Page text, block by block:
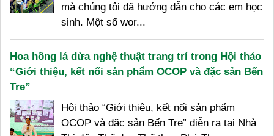
mà chúng tôi đã hướng dẫn cho các em học
sinh. Một số wor...
Hoa hồng lá dừa nghệ thuật trang trí trong Hội thảo
“Giới thiệu, kết nối sản phẩm OCOP và đặc sản Bến
Tre”
Hội thảo “Giới thiệu, kết nối sản phẩm
OCOP và đặc sản Bến Tre” diễn ra tại Nhà